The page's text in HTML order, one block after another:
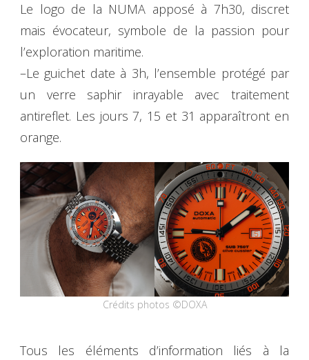
Le logo de la NUMA apposé à 7h30, discret
mais évocateur, symbole de la passion pour
l’exploration maritime.
–Le guichet date à 3h, l’ensemble protégé par
un verre saphir inrayable avec traitement
antireflet. Les jours 7, 15 et 31 apparaîtront en
orange.
Crédits photos ©DOXA
Tous les éléments d’information liés à la